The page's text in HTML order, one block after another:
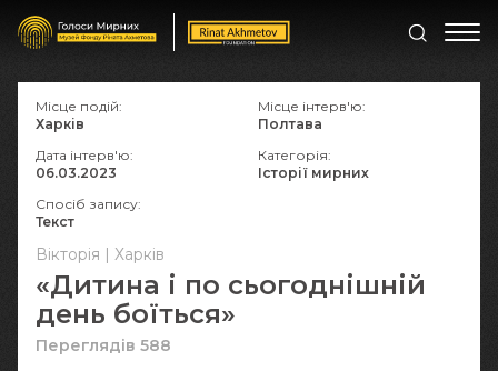
Вікторія | Харків
«Дитина і по сьогоднішній
день боїться»
Переглядів 588
Місце подій:
Харків
Місце інтерв'ю:
Полтава
Дата інтерв'ю:
06.03.2023
Категорія:
Історії мирних
Спосіб запису:
Текст